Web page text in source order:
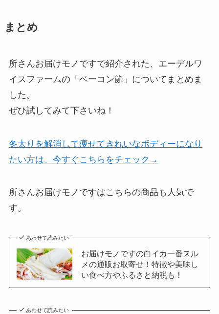
まとめ
所さんお届けモノですで紹介された、エーデルワ
イスファームの「ベーコン節」についてまとめま
した。
ぜひ試してみて下さいね！
冬太りを解消して痩せてきれいなボディーになり
たい方は、今すぐこちらをチェック→
所さんお届けモノですはこちらの商品も人気で
す。
あわせて読みたい
お届けモノですの白イカ一番スル
メの通販お取寄せ！特徴や美味し
い食べ方やふるさと納税も！
あわせて読みたい